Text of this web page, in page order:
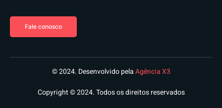
Fale conosco
© 2024. Desenvolvido pelaAgência X3
Copyright © 2024. Todos os direitos reservados